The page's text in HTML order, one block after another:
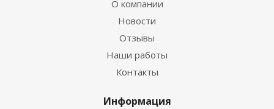
О компании
Новости
Отзывы
Наши работы
Контакты
Информация